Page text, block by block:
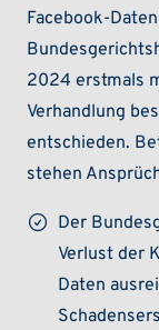
Facebook-
2024 erstmals
Verhandlung
entschieden.
stehen
Der
Verlust der
Daten